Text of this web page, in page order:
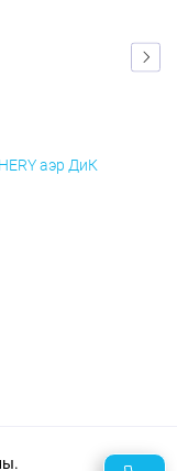
аэр ДиК